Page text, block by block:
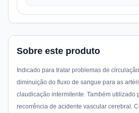
Sobre este produto
Indicado para tratar problemas de
diminuição do fluxo de sangue para as
claudicação intermitente. Também utilizado
recorrência de acidente vascular cerebral.